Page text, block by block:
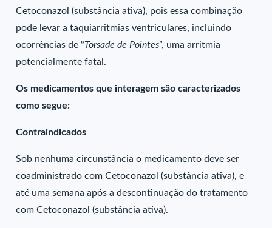
Cetoconazol (substância ativa), pois essa combinação
pode levar a taquiarritmias ventriculares, incluindo
ocorrências de “Torsade de Pointes”, uma arritmia
potencialmente fatal.
Os medicamentos que interagem são caracterizados
como segue:
Contraindicados
Sob nenhuma circunstância o medicamento deve ser
coadministrado com Cetoconazol (substância ativa), e
até uma semana após a descontinuação do tratamento
com Cetoconazol (substância ativa).